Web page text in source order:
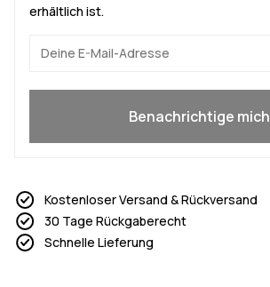
erhältlich ist.
Benachrichtige mich
Kostenloser Versand & Rückversand
30 Tage Rückgaberecht
Schnelle Lieferung